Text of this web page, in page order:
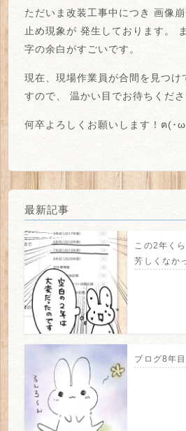
ただいま改装工事中につき 画像
止め現象が 発生しております。
字の余白がすごいです。
現在、現場作業員が合間を見つけ
すので、
温かい目でお待ちくださ
何卒よろしくお願いします！ฅ(･
最新記事
この2年く
芳しくなか
ブログ8年